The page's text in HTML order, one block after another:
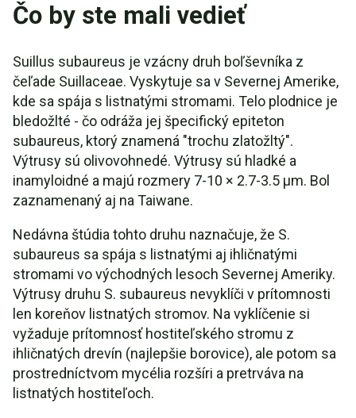
Čo by ste mali vedieť
Suillus subaureus je vzácny druh boľševníka z
čeľade Suillaceae. Vyskytuje sa v Severnej Amerike,
kde sa spája s listnatými stromami. Telo plodnice je
bledožlté - čo odráža jej špecifický epiteton
subaureus, ktorý znamená "trochu zlatožltý".
Výtrusy sú olivovohnedé. Výtrusy sú hladké a
inamyloidné a majú rozmery 7-10 × 2.7-3.5 µm. Bol
zaznamenaný aj na Taiwane.
Nedávna štúdia tohto druhu naznačuje, že S.
subaureus sa spája s listnatými aj ihličnatými
stromami vo východných lesoch Severnej Ameriky.
Výtrusy druhu S. subaureus nevyklíči v prítomnosti
len koreňov listnatých stromov. Na vyklíčenie si
vyžaduje prítomnosť hostiteľského stromu z
ihličnatých drevín (najlepšie borovice), ale potom sa
prostredníctvom mycélia rozšíri a pretrváva na
listnatých hostiteľoch.